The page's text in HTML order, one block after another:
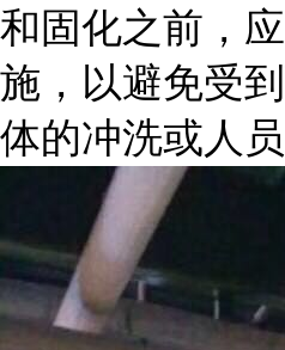
和固化之前，
施，以避免受
体的冲洗或人员